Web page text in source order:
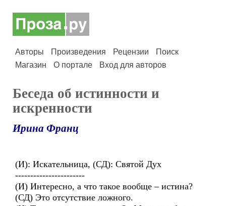
Авторы Произведения Рецензии
Поиск
Магазин
О портале Вход для авторов
Беседа об истинности и
искренности
Ирина Франц
(И): Искательница, (СД): Святой Дух
-----------------------
(И) Интересно, а что такое вообще – истина?
(СД) Это отсутствие ложного.